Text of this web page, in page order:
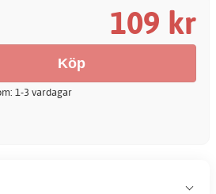
109 kr
1-3 vardagar